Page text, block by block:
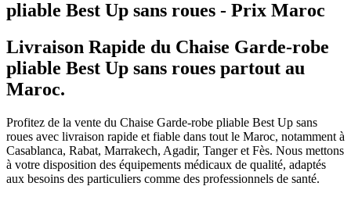
pliable Best Up sans roues - Prix Maroc
Livraison Rapide du Chaise Garde-robe
pliable Best Up sans roues partout au
Maroc.
Profitez de la vente du Chaise Garde-robe pliable Best Up sans
roues avec livraison rapide et fiable dans tout le Maroc, notamment à
Casablanca, Rabat, Marrakech, Agadir, Tanger et Fès. Nous mettons
à votre disposition des équipements médicaux de qualité, adaptés
aux besoins des particuliers comme des professionnels de santé.